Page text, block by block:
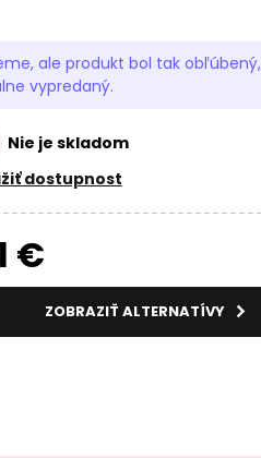
ale produkt bol tak
vypredaný.
Nie je skladom
dostupnost
€
ZOBRAZIŤ ALTERNATÍVY